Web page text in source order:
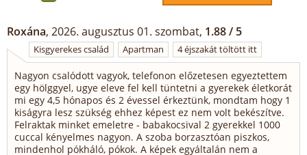
Roxána, 2026. augusztus 01. szombat, 1.88 / 5
Kisgyerekes család Apartman 4 éjszakát töltött itt
Nagyon csalódott vagyok, telefonon előzetesen egyeztettem
egy hölggyel, ugye eleve fel kell tüntetni a gyerekek életkorát
mi egy 4,5 hónapos és 2 évessel érkeztünk, mondtam hogy 1
kiságyra lesz szükség ehhez képest ez nem volt bekészítve.
Felraktak minket emeletre - babakocsival 2 gyerekkel 1000
cuccal kényelmes nagyon. A szoba borzasztóan piszkos,
mindenhol pókháló, pókok. A képek egyáltalán nem a